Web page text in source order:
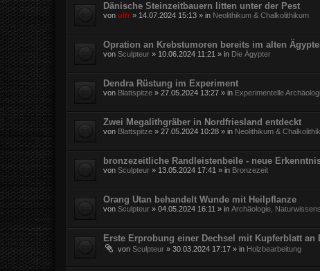
Dänische Steinzeitbauern litten unter der Pest
von ulfr » 14.07.2024 15:13 » in Neolithikum & Chalkolithikum
Opration an Krebstumoren bereits im alten
von Sculpteur » 10.06.2024 11:21 » in Die Ägypter
Dendra Rüstung im Experiment
von Blattspitze » 27.05.2024 13:27 » in Experimentelle
Zwei Megalithgräber in Nordfriesland entdeckt
von Blattspitze » 27.05.2024 10:28 » in Neolithikum &
bronzezeitliche Randleistenbeile - neue
von Sculpteur » 13.05.2024 17:41 » in Bronzezeit
Orang Utan behandelt Wunde mit Heilpflanze
von Sculpteur » 04.05.2024 16:11 » in Archäologie,
Erste Erprobung einer Dechsel mit Kupferblatt an
von Sculpteur » 30.03.2024 17:17 » in Holzbearbeitung